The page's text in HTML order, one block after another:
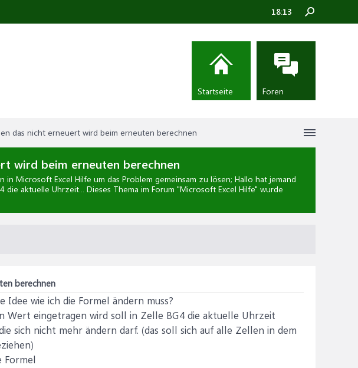
das nicht erneuert wird beim erneuten berechnen
wird beim erneuten berechnen
in Microsoft Excel Hilfe um das Problem gemeinsam zu lösen; Hallo hat jemand
aktuelle Uhrzeit... Dieses Thema im Forum "Microsoft Excel Hilfe" wurde
berechnen
Idee wie ich die Formel ändern muss?
Wert eingetragen wird soll in Zelle BG4 die aktuelle Uhrzeit
sich nicht mehr ändern darf. (das soll sich auf alle Zellen in dem
Formel
18:13
Startseite Foren